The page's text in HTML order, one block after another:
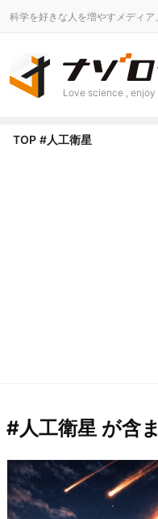
科学を好きな人を増やすメディア
Love science , enjoy
TOP #人工衛星
#人工衛星 が含